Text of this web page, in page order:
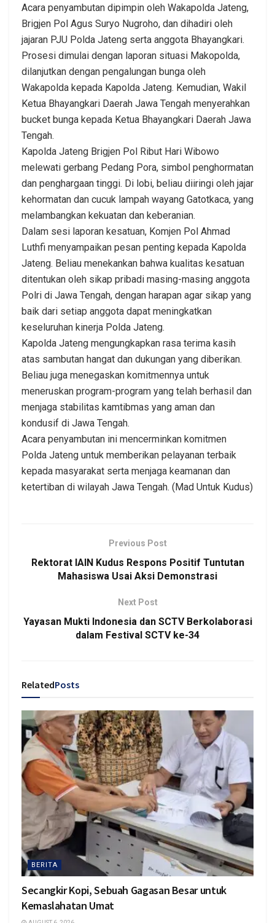
Acara penyambutan dipimpin oleh Wakapolda Jateng,
Brigjen Pol Agus Suryo Nugroho, dan dihadiri oleh
jajaran PJU Polda Jateng serta anggota Bhayangkari.
Prosesi dimulai dengan laporan situasi Makopolda,
dilanjutkan dengan pengalungan bunga oleh
Wakapolda kepada Kapolda Jateng. Kemudian, Wakil
Ketua Bhayangkari Daerah Jawa Tengah menyerahkan
bucket bunga kepada Ketua Bhayangkari Daerah Jawa
Tengah.
Kapolda Jateng Brigjen Pol Ribut Hari Wibowo
melewati gerbang Pedang Pora, simbol penghormatan
dan penghargaan tinggi. Di lobi, beliau diiringi oleh jajar
kehormatan dan cucuk lampah wayang Gatotkaca, yang
melambangkan kekuatan dan keberanian.
Dalam sesi laporan kesatuan, Komjen Pol Ahmad
Luthfi menyampaikan pesan penting kepada Kapolda
Jateng. Beliau menekankan bahwa kualitas kesatuan
ditentukan oleh sikap pribadi masing-masing anggota
Polri di Jawa Tengah, dengan harapan agar sikap yang
baik dari setiap anggota dapat meningkatkan
keseluruhan kinerja Polda Jateng.
Kapolda Jateng mengungkapkan rasa terima kasih
atas sambutan hangat dan dukungan yang diberikan.
Beliau juga menegaskan komitmennya untuk
meneruskan program-program yang telah berhasil dan
menjaga stabilitas kamtibmas yang aman dan
kondusif di Jawa Tengah.
Acara penyambutan ini mencerminkan komitmen
Polda Jateng untuk memberikan pelayanan terbaik
kepada masyarakat serta menjaga keamanan dan
ketertiban di wilayah Jawa Tengah. (Mad Untuk Kudus)
Previous Post
Rektorat IAIN Kudus Respons Positif Tuntutan
Mahasiswa Usai Aksi Demonstrasi
Next Post
Yayasan Mukti Indonesia dan SCTV Berkolaborasi
dalam Festival SCTV ke-34
RelatedPosts
BERITA
Secangkir Kopi, Sebuah Gagasan Besar untuk
Kemaslahatan Umat